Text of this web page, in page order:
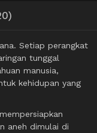
Setiap perangkat
tunggal
manusia,
kehidupan yang
aneh dimulai di